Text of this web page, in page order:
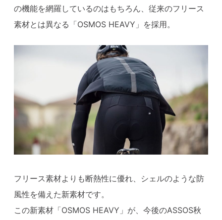
の機能を網羅しているのはもちろん、従来のフリース
素材とは異なる「OSMOS HEAVY」を採用。
フリース素材よりも断熱性に優れ、シェルのような防
風性を備えた新素材です。
この新素材「OSMOS HEAVY」が、今後のASSOS秋